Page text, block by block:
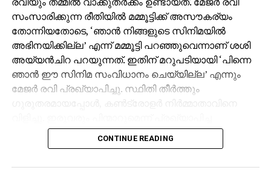
സംസാരിക്കുന്ന രീതിയില്‍ മമ്മൂട്ടിക്ക് അസൗകര്യം
തോന്നിയതോടെ, ‘ഞാന്‍ നിങ്ങളുടെ സിനിമയില്‍
അഭിനയിക്കില്ല’ എന്ന് മമ്മൂട്ടി പറഞ്ഞുവെന്നാണ് ശശി
അയ്യന്‍ചിറ പറയുന്നത്. ഇതിന് മറുപടിയായി ‘പിന്നെ
ഞാന്‍ ഈ സിനിമ സംവിധാനം ചെയ്യില്ല’ എന്നും
മേജര്‍ രവി പ്രഖ്യാപിച്ചു. സ്ഥിതി തീര്‍ത്തും
സാഹചര്യത്തില്‍ ശശി അയ്യന്‍ചിറ ശാന്തമായി,
‘മമ്മൂക്ക അഭിനയിക്കണ്ട, മേജര്‍ സാര്‍ സംവിധാനം
CONTINUE READING